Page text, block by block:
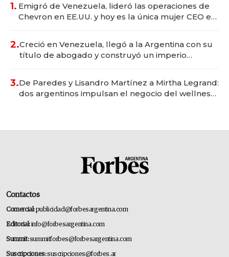
1. Emigró de Venezuela, lideró las operaciones de
Chevron en EE.UU. y hoy es la única mujer CEO en
2.Creció en Venezuela, llegó a la Argentina con su
título de abogado y construyó un imperio
3.De Paredes y Lisandro Martínez a Mirtha Legrand:
dos argentinos impulsan el negocio del wellness
Contactos
Comercial:publicidad@forbesargentina.com
Editorial:info@forbesargentina.com
Summit:summitforbes@forbesargentina.com
Suscripciones:suscripciones@forbes.ar